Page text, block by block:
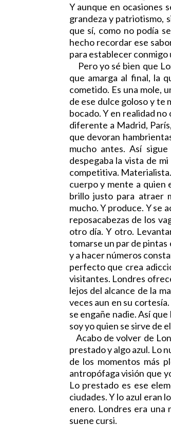
Y aunque en ocasiones
grandeza y patriotismo,
que sí, como no podía
hecho recordar ese
para establecer conmigo
Pero yo sé bien que
que amarga al final, la
cometido. Es una mole,
de ese dulce goloso y te
bocado. Y en realidad
diferente a Madrid,
que devoran
mucho antes. Así
despegaba la vista de
competitiva.
cuerpo y mente a quien
brillo justo para atraer
mucho. Y produce. Y se
reposacabezas de los
otro día. Y otro.
tomarse un par de pintas
y a hacer números
perfecto que crea
visitantes. Londres
lejos del alcance de la
veces aun en su
se engañe nadie. Así
soy yo quien se sirve de
Acabo de volver de
prestado y algo azul. Lo
de los momentos más
antropófaga visión que
Lo prestado es ese
ciudades. Y lo azul eran
enero. Londres era una
suene cursi.